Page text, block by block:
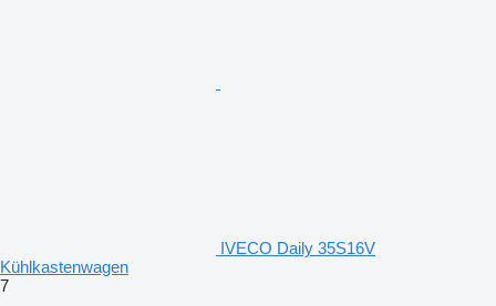
IVECO Daily 35S16V
Kühlkastenwagen
7